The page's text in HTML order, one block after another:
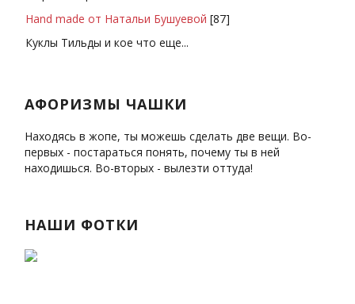
Hand made от Натальи Бушуевой [87]
Куклы Тильды и кое что еще...
АФОРИЗМЫ ЧАШКИ
Находясь в жопе, ты можешь сделать две вещи. Во-
первых - постараться понять, почему ты в ней
находишься. Во-вторых - вылезти оттуда!
НАШИ ФОТКИ